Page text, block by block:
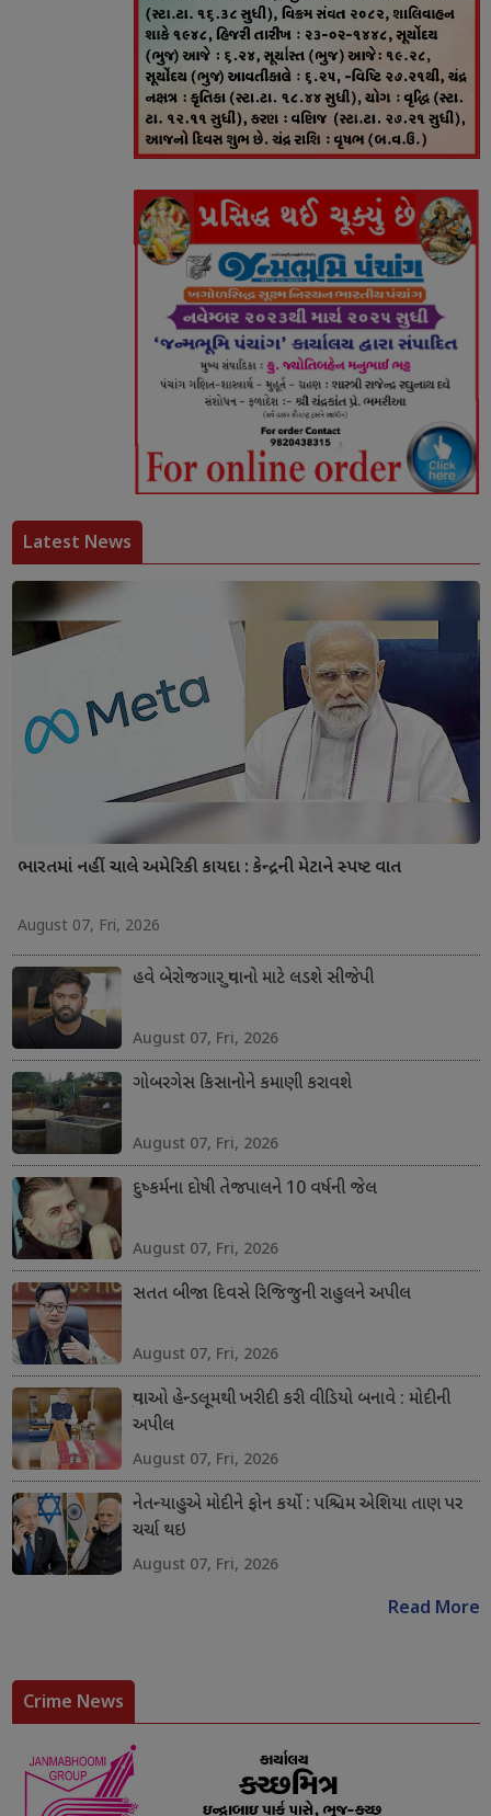
Latest News
ભારતમાં નહીં ચાલે અમેરિકી કાયદા : કેન્દ્રની મેટાને સ્પષ્ટ વાત
August 07, Fri, 2026
હવે બેરોજગાર યુવાનો માટે લડશે સીજેપી
August 07, Fri, 2026
ગોબરગેસ કિસાનોને કમાણી કરાવશે
August 07, Fri, 2026
દુષ્કર્મના દોષી તેજપાલને 10 વર્ષની જેલ
August 07, Fri, 2026
સતત બીજા દિવસે રિજિજુની રાહુલને અપીલ
August 07, Fri, 2026
યુવાઓ હેન્ડલૂમથી ખરીદી કરી વીડિયો બનાવે : મોદીની
અપીલ
August 07, Fri, 2026
નેતન્યાહુએ મોદીને ફોન કર્યો : પશ્ચિમ એશિયા તાણ પર
ચર્ચા થઇ
August 07, Fri, 2026
Read More
Crime News